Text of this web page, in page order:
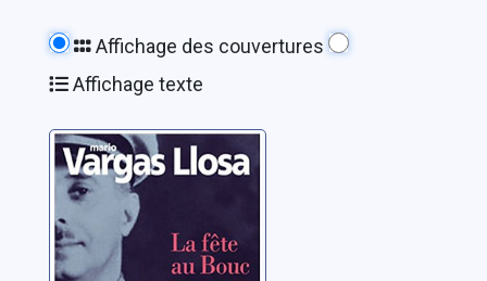
Affichage des couvertures
Affichage texte
La fête au bouc:
roman
Vargas Llosa, Mario